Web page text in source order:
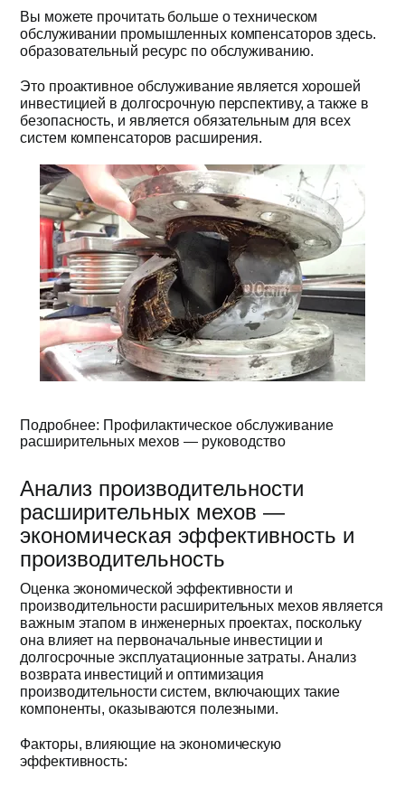
Вы можете прочитать больше о техническом
обслуживании промышленных компенсаторов здесь.
образовательный ресурс по обслуживанию.
Это проактивное обслуживание является хорошей
инвестицией в долгосрочную перспективу, а также в
безопасность, и является обязательным для всех
систем компенсаторов расширения.
Подробнее: Профилактическое обслуживание
расширительных мехов — руководство
Анализ производительности
расширительных мехов —
экономическая эффективность и
производительность
Оценка экономической эффективности и
производительности расширительных мехов является
важным этапом в инженерных проектах, поскольку
она влияет на первоначальные инвестиции и
долгосрочные эксплуатационные затраты. Анализ
возврата инвестиций и оптимизация
производительности систем, включающих такие
компоненты, оказываются полезными.
Факторы, влияющие на экономическую
эффективность: